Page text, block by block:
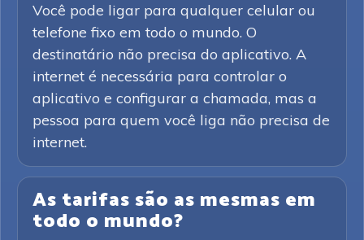
Você pode ligar para qualquer celular ou
telefone fixo em todo o mundo. O
destinatário não precisa do aplicativo. A
internet é necessária para controlar o
aplicativo e configurar a chamada, mas a
pessoa para quem você liga não precisa de
internet.
As tarifas são as mesmas em
todo o mundo?